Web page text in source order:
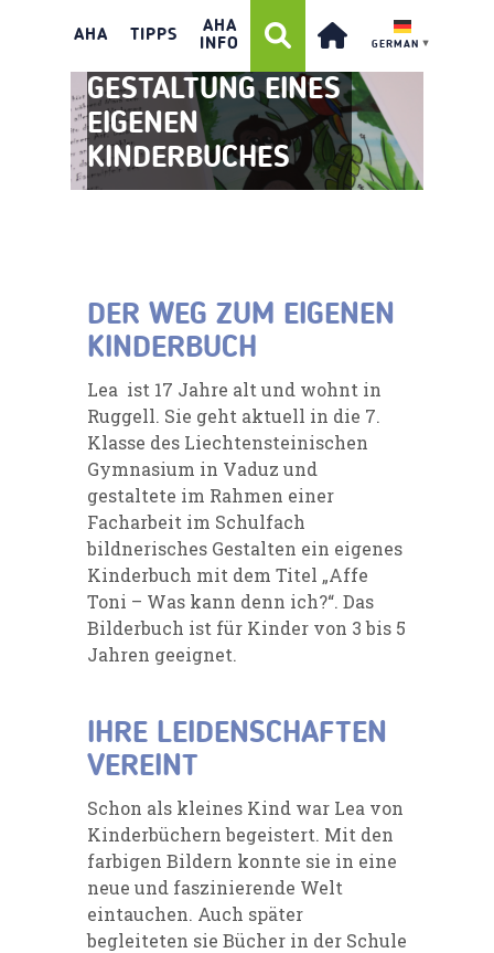
AHA TIPPS
AHA
INFO
GERMAN ▼
GESTALTUNG EINES
EIGENEN
KINDERBUCHES
DER WEG ZUM EIGENEN
KINDERBUCH
Lea ist 17 Jahre alt und wohnt in
Ruggell. Sie geht aktuell in die 7.
Klasse des Liechtensteinischen
Gymnasium in Vaduz und
gestaltete im Rahmen einer
Facharbeit im Schulfach
bildnerisches Gestalten ein eigenes
Kinderbuch mit dem Titel „Affe
Toni – Was kann denn ich?“. Das
Bilderbuch ist für Kinder von 3 bis 5
Jahren geeignet.
IHRE LEIDENSCHAFTEN
VEREINT
Schon als kleines Kind war Lea von
Kinderbüchern begeistert. Mit den
farbigen Bildern konnte sie in eine
neue und faszinierende Welt
eintauchen. Auch später
begleiteten sie Bücher in der Schule